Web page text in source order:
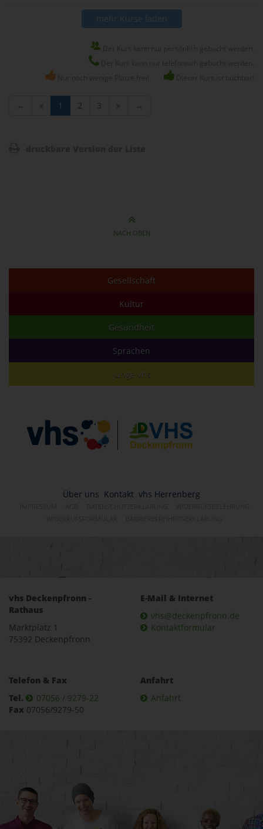
mehr Kurse laden
← « 1 2 3 » →
NACH OBEN
Gesellschaft
Kultur
Gesundheit
Sprachen
junge vhs
Über uns Kontakt vhs Herrenberg
vhs Deckenpfronn -
Rathaus
Marktplatz 1
75392 Deckenpfronn
E-Mail & Internet
vhs@deckenpfronn.de
Kontaktformular
Telefon & Fax
Tel.
07056 / 9279-22
Fax 07056/9279-50
Anfahrt
Anfahrt